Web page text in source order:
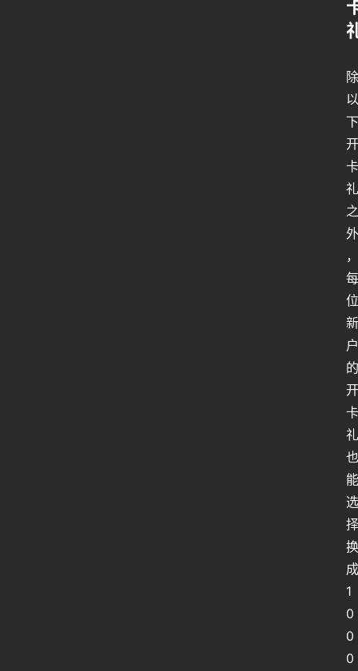
除
以
下
开
卡
礼
之
外
，
每
位
新
户
的
开
卡
礼
也
能
选
择
换
成
1
0
0
0